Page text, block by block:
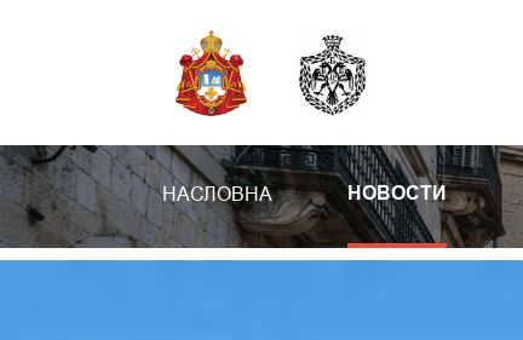
НАСЛОВНА НОВОСТИ